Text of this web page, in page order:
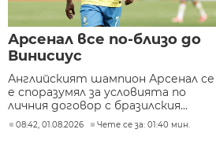
Арсенал все по-близо до
Винисиус
Английският шампион Арсенал се
е споразумял за условията по
личния договор с бразилския...
08:42, 01.08.2026 Чете се за: 01:40 мин.